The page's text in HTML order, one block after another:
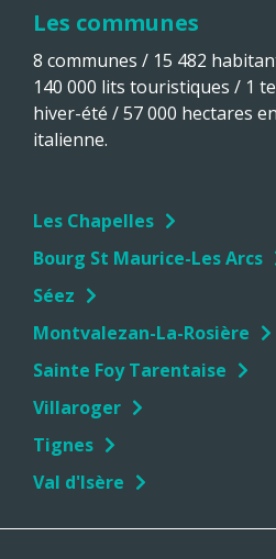
Les communes
8 communes / 15 482
140 000 lits touristiques / 1
hiver-été / 57 000 hectares
italienne.
Les Chapelles
Bourg St Maurice-Les Arcs
Séez
Montvalezan-La-Rosière
Sainte Foy Tarentaise
Villaroger
Tignes
Val d'Isère